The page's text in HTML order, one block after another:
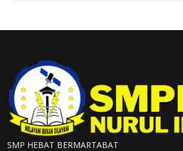
SMP HEBAT BERMARTABAT